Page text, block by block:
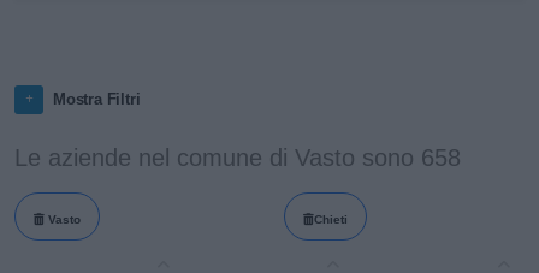
Mostra Filtri
Le aziende nel comune di Vasto sono 658
Vasto Chieti